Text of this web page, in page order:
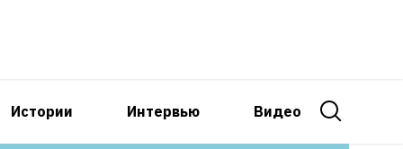
Истории Интервью Видео